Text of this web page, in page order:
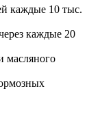
каждые 10 тыс.
каждые 20
масляного